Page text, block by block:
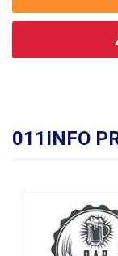
011INFO